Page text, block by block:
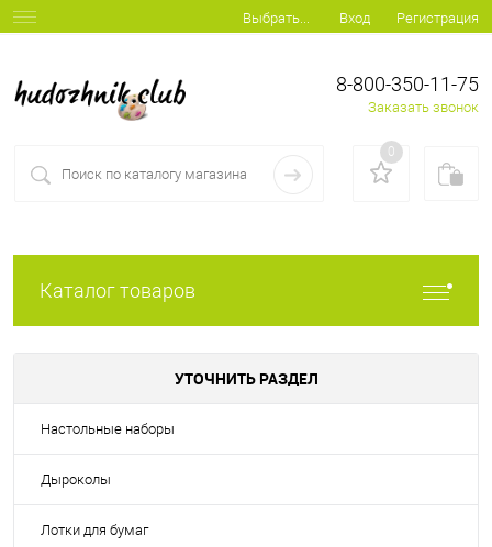
Выбрать... Вход Регистрация
8-800-350-11-75
Заказать звонок
0
Каталог товаров
УТОЧНИТЬ РАЗДЕЛ
Настольные наборы
Дыроколы
Лотки для бумаг